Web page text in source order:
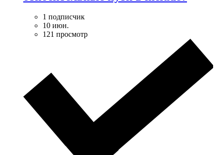
1 подписчик
10 июн.
121 просмотр